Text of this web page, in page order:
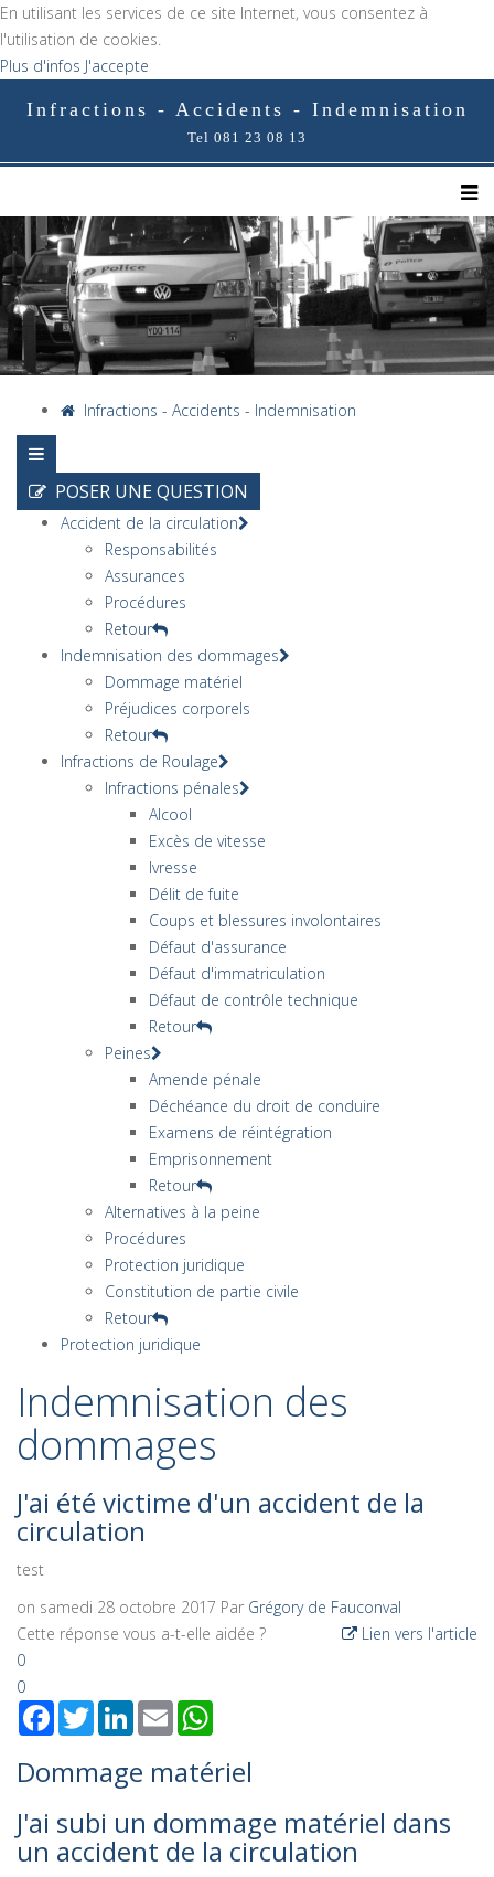
En utilisant les services de ce site Internet, vous consentez à
l'utilisation de cookies.
Plus d'infos J'accepte
Infractions - Accidents - Indemnisation
Tel 081 23 08 13
Infractions - Accidents - Indemnisation
POSER UNE QUESTION
Accident de la circulation
Responsabilités
Assurances
Procédures
Retour
Indemnisation des dommages
Dommage matériel
Préjudices corporels
Retour
Infractions de Roulage
Infractions pénales
Alcool
Excès de vitesse
Ivresse
Délit de fuite
Coups et blessures involontaires
Défaut d'assurance
Défaut d'immatriculation
Défaut de contrôle technique
Retour
Peines
Amende pénale
Déchéance du droit de conduire
Examens de réintégration
Emprisonnement
Retour
Alternatives à la peine
Procédures
Protection juridique
Constitution de partie civile
Retour
Protection juridique
Indemnisation des
dommages
J'ai été victime d'un accident de la
circulation
test
on samedi 28 octobre 2017 Par Grégory de Fauconval
Lien vers l'article
Cette réponse vous a-t-elle aidée ?
0
0
FacebookTwitterLinkedInEmail
Dommage matériel
J'ai subi un dommage matériel dans
un accident de la circulation